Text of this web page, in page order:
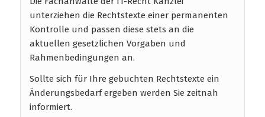
unterziehen die Rechtstexte einer permanenten
Kontrolle und passen diese stets an die
aktuellen gesetzlichen Vorgaben und
Rahmenbedingungen an.
Sollte sich für Ihre gebuchten Rechtstexte ein
Änderungsbedarf ergeben werden Sie zeitnah
informiert.